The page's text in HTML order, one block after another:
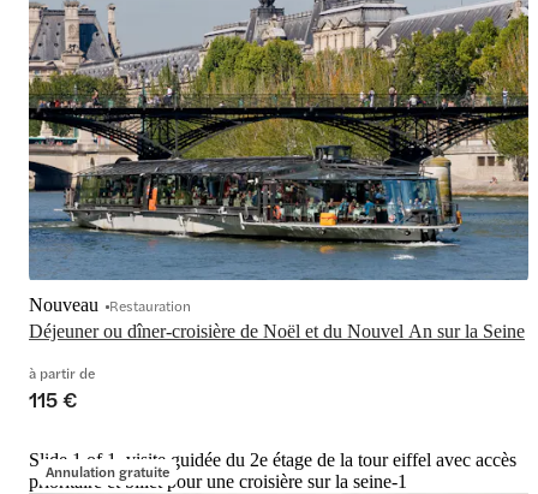
Déjeuner ou dîner-croisière de Noël et du Nouvel An sur la Seine
Nouveau Restauration
à partir de
115 €
Annulation gratuite
Slide 1 of 1, visite guidée du 2e étage de la tour eiffel avec accès
prioritaire et billet pour une croisière sur la seine-1